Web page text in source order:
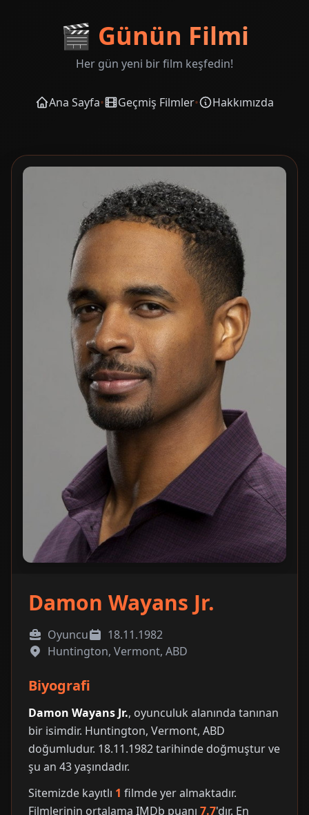
🎬 Günün Filmi
Her gün yeni bir film keşfedin!
Ana Sayfa• Geçmiş Filmler• Hakkımızda
Damon Wayans Jr.
Oyuncu
18.11.1982
Huntington, Vermont, ABD
Biyografi
Damon Wayans Jr., oyunculuk alanında tanınan
bir isimdir. Huntington, Vermont, ABD
doğumludur. 18.11.1982 tarihinde doğmuştur ve
şu an 43 yaşındadır.
Sitemizde kayıtlı 1 filmde yer almaktadır.
Filmlerinin ortalama IMDb puanı 7.7'dır. En